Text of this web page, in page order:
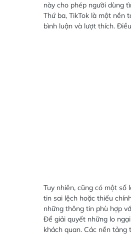
này cho phép người dùng
Thứ ba, TikTok là một nền
bình luận và lượt thích.
Tuy nhiên, cũng có một số
tin sai lệch hoặc thiếu
những thông tin phù hợp
Để giải quyết những lo
khách quan. Các nền